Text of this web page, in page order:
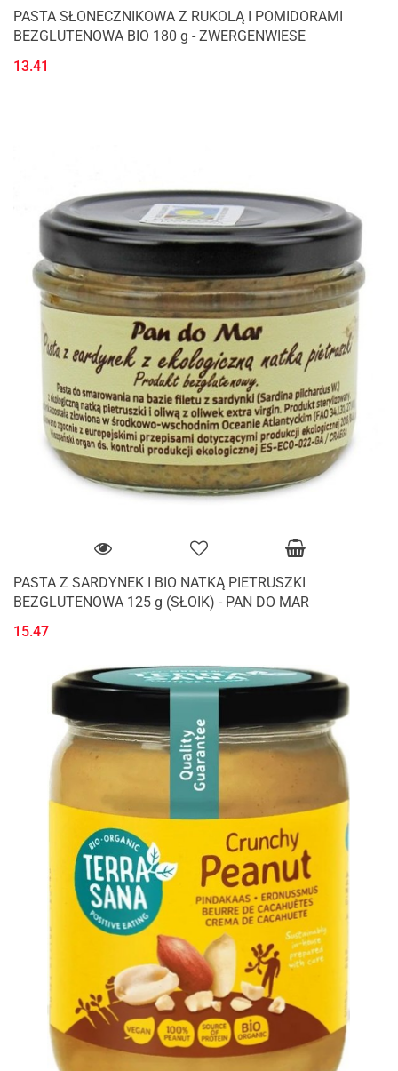
PASTA SŁONECZNIKOWA Z RUKOLĄ I POMIDORAMI
BEZGLUTENOWA BIO 180 g - ZWERGENWIESE
13.41
PASTA Z SARDYNEK I BIO NATKĄ PIETRUSZKI
BEZGLUTENOWA 125 g (SŁOIK) - PAN DO MAR
15.47